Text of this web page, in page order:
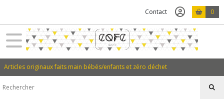
Contact 0
Articles originaux faits main bébés/enfants et zéro déchet